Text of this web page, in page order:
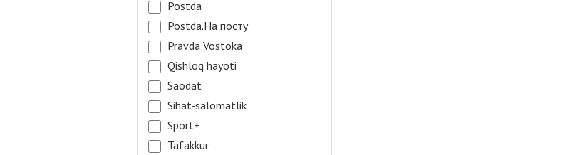
Postda
Postda.На посту
Pravda Vostoka
Qishloq hayoti
Saodat
Sihat-salomatlik
Sport+
Tafakkur